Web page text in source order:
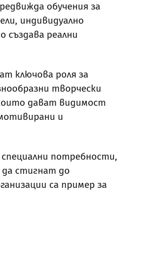
обучения за
индивидуално
създава реални
ключова роля за
творчески
дават видимост
и
потребности,
стигнат до
са пример за